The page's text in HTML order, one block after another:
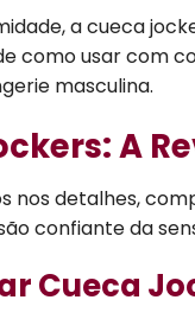
a cueca
como usar com
masculina.
A
nos detalhes,
confiante da
Cueca